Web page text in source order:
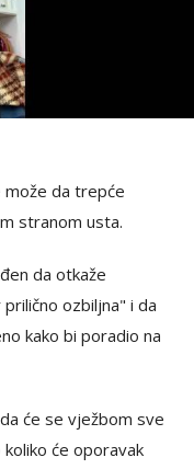
može da trepće
stranom usta.
da otkaže
ozbiljna" i da
kako bi poradio na
će se vježbom sve
će oporavak